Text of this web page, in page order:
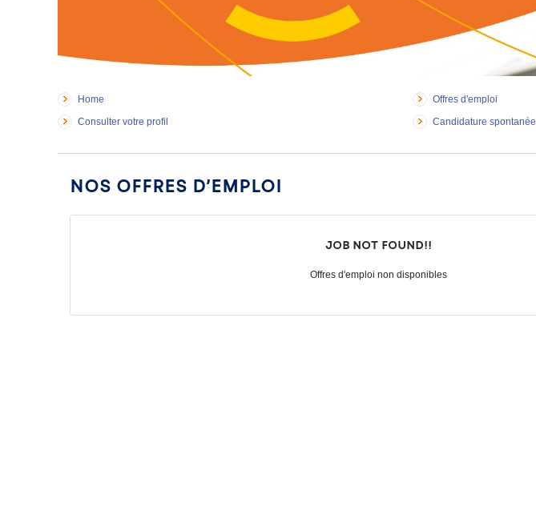
Home
Offres d'emploi
Consulter votre profil
Candidature spontanée
Nos offres d’emploi
Job not found!!
Offres d'emploi non disponibles